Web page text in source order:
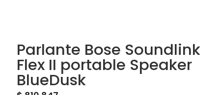
Parlante Bose Soundlink
Flex II portable Speaker
BlueDusk